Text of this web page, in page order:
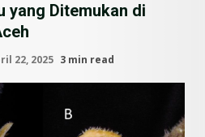
yang Ditemukan di
22, 2025 3 min read